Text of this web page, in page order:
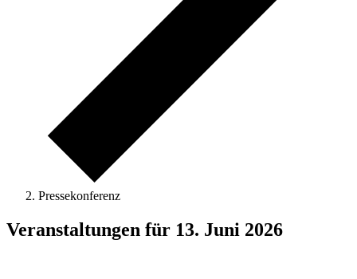
Pressekonferenz
Veranstaltungen für 13. Juni 2026